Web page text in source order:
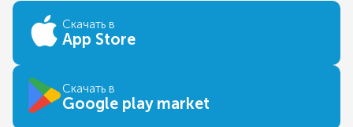
Скачать в
App Store
Скачать в
Google play market